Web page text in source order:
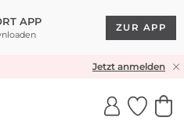
APP
ZUR APP
& RÜCKVERSANDJetzt anmelden